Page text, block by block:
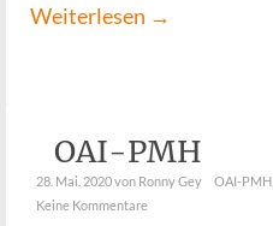
Wei­ter­le­sen →
OAI-PMH
28. Mai. 2020von Ronny Gey OAI-PMH
Keine Kommentare